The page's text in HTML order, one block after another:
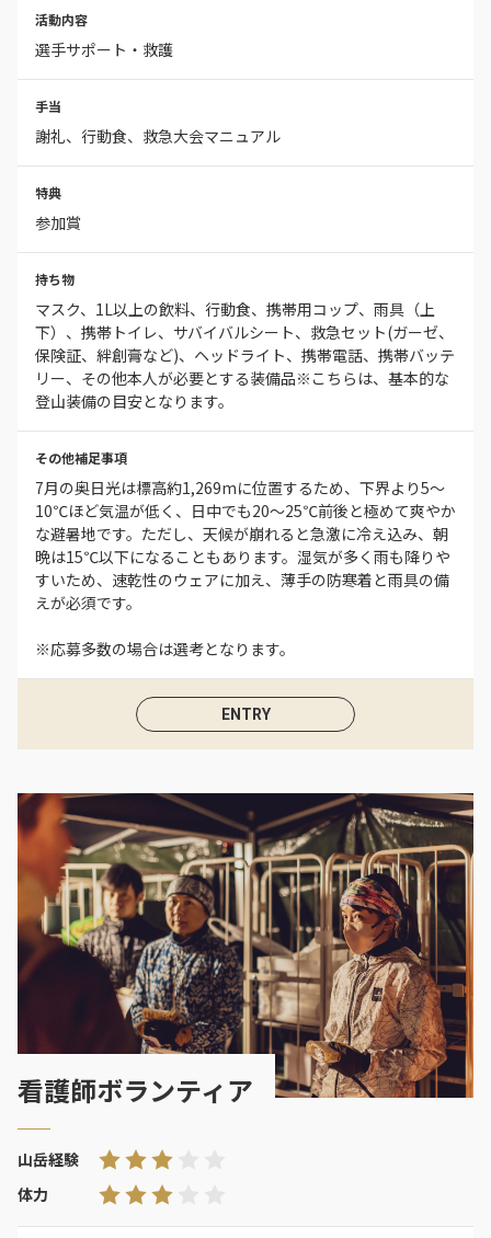
活動内容
選手サポート・救護
手当
謝礼、行動食、救急大会マニュアル
特典
参加賞
持ち物
マスク、1L以上の飲料、行動食、携帯用コップ、雨具（上
下）、携帯トイレ、サバイバルシート、救急セット(ガーゼ、
保険証、絆創膏など)、ヘッドライト、携帯電話、携帯バッテ
リー、その他本人が必要とする装備品※こちらは、基本的な
登山装備の目安となります。
その他補足事項
7月の奥日光は標高約1,269mに位置するため、下界より5〜
10℃ほど気温が低く、日中でも20〜25℃前後と極めて爽やか
な避暑地です。ただし、天候が崩れると急激に冷え込み、朝
晩は15℃以下になることもあります。湿気が多く雨も降りや
すいため、速乾性のウェアに加え、薄手の防寒着と雨具の備
えが必須です。
※応募多数の場合は選考となります。
ENTRY
看護師ボランティア
山岳経験
体力